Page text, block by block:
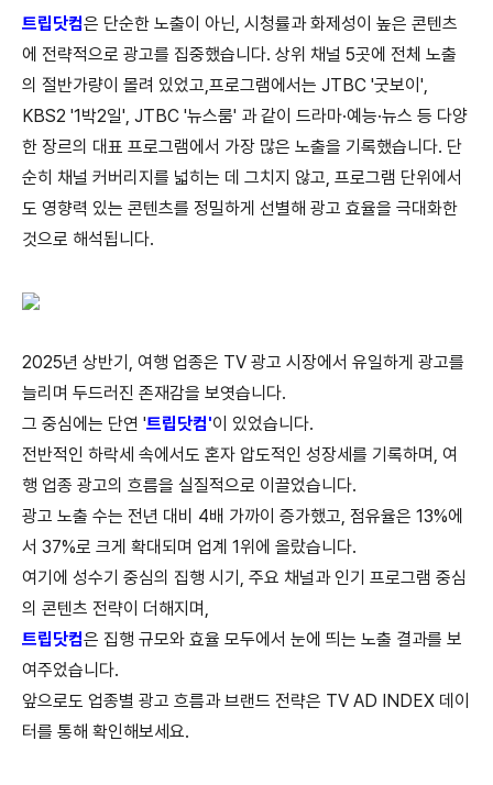
트립닷컴은 단순한 노출이 아닌, 시청률과 화제성이 높은 콘텐츠
에 전략적으로 광고를 집중했습니다. 상위 채널 5곳에 전체 노출
의 절반가량이 몰려 있었고,프로그램에서는 JTBC '굿보이',
KBS2 '1박2일', JTBC '뉴스룸' 과 같이 드라마·예능·뉴스 등 다양
한 장르의 대표 프로그램에서 가장 많은 노출을 기록했습니다. 단
순히 채널 커버리지를 넓히는 데 그치지 않고, 프로그램 단위에서
도 영향력 있는 콘텐츠를 정밀하게 선별해 광고 효율을 극대화한
것으로 해석됩니다.
2025년 상반기, 여행 업종은 TV 광고 시장에서 유일하게 광고를
늘리며 두드러진 존재감을 보엿습니다.
그 중심에는 단연 '트립닷컴'이 있었습니다.
전반적인 하락세 속에서도 혼자 압도적인 성장세를 기록하며, 여
행 업종 광고의 흐름을 실질적으로 이끌었습니다.
광고 노출 수는 전년 대비 4배 가까이 증가했고, 점유율은 13%에
서 37%로 크게 확대되며 업계 1위에 올랐습니다.
여기에 성수기 중심의 집행 시기, 주요 채널과 인기 프로그램 중심
의 콘텐츠 전략이 더해지며,
트립닷컴은 집행 규모와 효율 모두에서 눈에 띄는 노출 결과를 보
여주었습니다.
앞으로도 업종별 광고 흐름과 브랜드 전략은 TV AD INDEX 데이
터를 통해 확인해보세요.